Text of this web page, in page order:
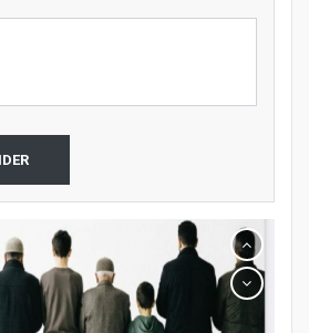
insanlar dinle bağlarını
mu?